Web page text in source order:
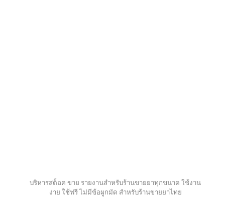
บริหารสต็อค ขาย รายงานสำหรับร้านขายยาทุกขนาด ใช้งาน
ง่าย ใช้ฟรี ไม่มีข้อผูกมัด สำหรับร้านขายยาไทย